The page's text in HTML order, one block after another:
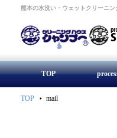
熊本の水洗い・ウェットクリーニ
TOP
TOP mail